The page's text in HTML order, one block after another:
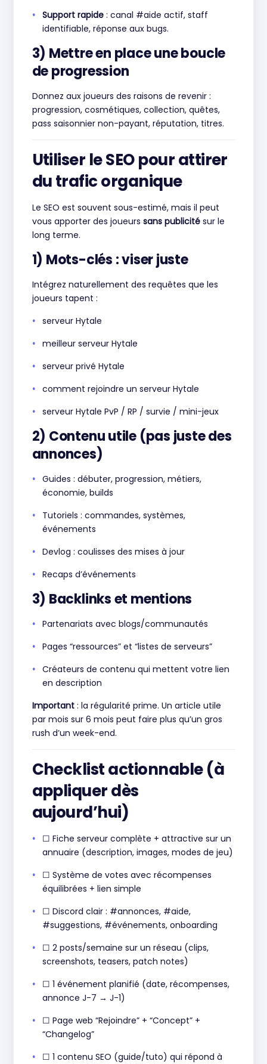
Support rapide : canal #aide actif, staff
identifiable, réponse aux bugs.
3) Mettre en place une boucle
de progression
Donnez aux joueurs des raisons de revenir :
progression, cosmétiques, collection, quêtes,
pass saisonnier non-payant, réputation, titres.
Utiliser le SEO pour attirer
du trafic organique
Le SEO est souvent sous-estimé, mais il peut
vous apporter des joueurs sans publicitésur le
long terme.
1) Mots-clés : viser juste
Intégrez naturellement des requêtes que les
joueurs tapent :
serveur Hytale
meilleur serveur Hytale
serveur privé Hytale
comment rejoindre un serveur Hytale
serveur Hytale PvP / RP / survie / mini-jeux
2) Contenu utile (pas juste des
annonces)
Guides : débuter, progression, métiers,
économie, builds
Tutoriels : commandes, systèmes,
événements
Devlog : coulisses des mises à jour
Recaps d’événements
3) Backlinks et mentions
Partenariats avec blogs/communautés
Pages “ressources” et “listes de serveurs”
Créateurs de contenu qui mettent votre lien
en description
Important: la régularité prime. Un article utile
par mois sur 6 mois peut faire plus qu’un gros
rush d’un week-end.
Checklist actionnable (à
appliquer dès
aujourd’hui)
☐ Fiche serveur complète + attractive sur un
annuaire (description, images, modes de jeu)
☐ Système de votes avec récompenses
équilibrées + lien simple
☐ Discord clair : #annonces, #aide,
#suggestions, #événements, onboarding
☐ 2 posts/semaine sur un réseau (clips,
screenshots, teasers, patch notes)
☐ 1 événement planifié (date, récompenses,
annonce J-7 → J-1)
☐ Page web “Rejoindre” + “Concept” +
“Changelog”
☐ 1 contenu SEO (guide/tuto) qui répond à